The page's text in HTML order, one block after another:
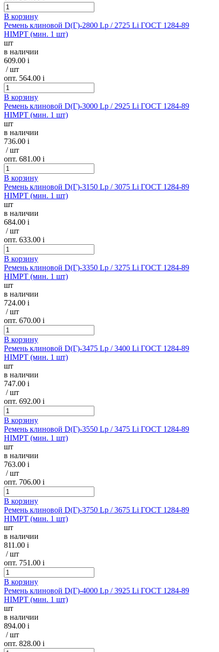
В корзину
Ремень клиновой D(Г)-2800 Lp / 2725 Li ГОСТ 1284-89
HIMPT (мин. 1 шт)
шт
в наличии
609.00 i
/ шт
опт. 564.00 i
В корзину
Ремень клиновой D(Г)-3000 Lp / 2925 Li ГОСТ 1284-89
HIMPT (мин. 1 шт)
шт
в наличии
736.00 i
/ шт
опт. 681.00 i
В корзину
Ремень клиновой D(Г)-3150 Lp / 3075 Li ГОСТ 1284-89
HIMPT (мин. 1 шт)
шт
в наличии
684.00 i
/ шт
опт. 633.00 i
В корзину
Ремень клиновой D(Г)-3350 Lp / 3275 Li ГОСТ 1284-89
HIMPT (мин. 1 шт)
шт
в наличии
724.00 i
/ шт
опт. 670.00 i
В корзину
Ремень клиновой D(Г)-3475 Lp / 3400 Li ГОСТ 1284-89
HIMPT (мин. 1 шт)
шт
в наличии
747.00 i
/ шт
опт. 692.00 i
В корзину
Ремень клиновой D(Г)-3550 Lp / 3475 Li ГОСТ 1284-89
HIMPT (мин. 1 шт)
шт
в наличии
763.00 i
/ шт
опт. 706.00 i
В корзину
Ремень клиновой D(Г)-3750 Lp / 3675 Li ГОСТ 1284-89
HIMPT (мин. 1 шт)
шт
в наличии
811.00 i
/ шт
опт. 751.00 i
В корзину
Ремень клиновой D(Г)-4000 Lp / 3925 Li ГОСТ 1284-89
HIMPT (мин. 1 шт)
шт
в наличии
894.00 i
/ шт
опт. 828.00 i